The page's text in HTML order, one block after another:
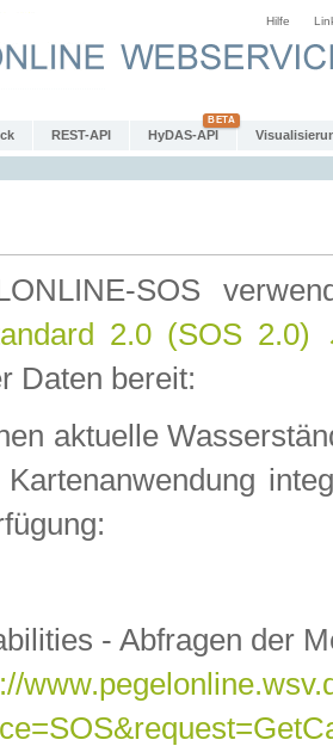
Hilfe
REST-API HyDAS-API
SOS
2.0 (SOS 2.0)
Daten bereit:
aktuelle
- Abfragen der